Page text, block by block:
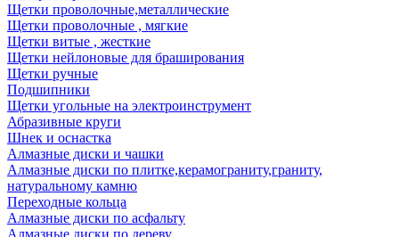
Щетки проволочные,металлические
Щетки проволочные , мягкие
Щетки витые , жесткие
Щетки нейлоновые для браширования
Щетки ручные
Подшипники
Щетки угольные на электроинструмент
Абразивные круги
Шнек и оснастка
Алмазные диски и чашки
Алмазные диски по плитке,керамограниту,граниту,
натуральному камню
Переходные кольца
Алмазные диски по асфальту
Алмазные диски по дереву